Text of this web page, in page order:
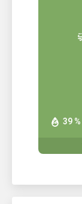
39 %